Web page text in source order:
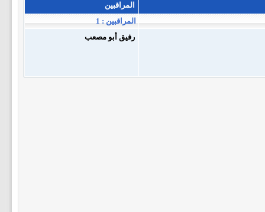
المراقبين
المراقبين : 1
رفيق أبو مصعب